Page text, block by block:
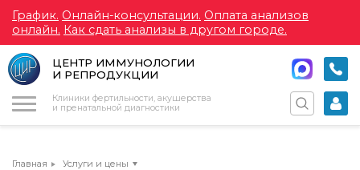
График. Онлайн-консультации. Оплата анализов
онлайн. Как сдать анализы в другом городе.
ЦЕНТР ИММУНОЛОГИИ
И РЕПРОДУКЦИИ
Клиники фертильности, акушерства
и пренатальной диагностики
Главная Услуги и цены